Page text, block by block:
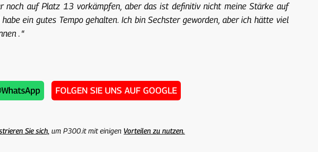
noch auf Platz 13 vorkämpfen, aber das ist definitiv nicht meine Stärke auf
ein gutes Tempo gehalten. Ich bin Sechster geworden, aber ich hätte viel
. “
WhatsApp FOLGEN SIE UNS AUF GOOGLE
Sie sich, um P300.it mit einigen Vorteilen zu nutzen.